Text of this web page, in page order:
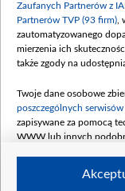
(wpłata
Data
kwiecień
czerwca
4
Zaufanych Partnerów z
Partnerów TVP (93 firm)
zautomatyzowanego
mierzenia ich
także zgody na
Twoje dane osobowe
poszczególnych serwisów
zapisywane za pomocą
WWW lub innych